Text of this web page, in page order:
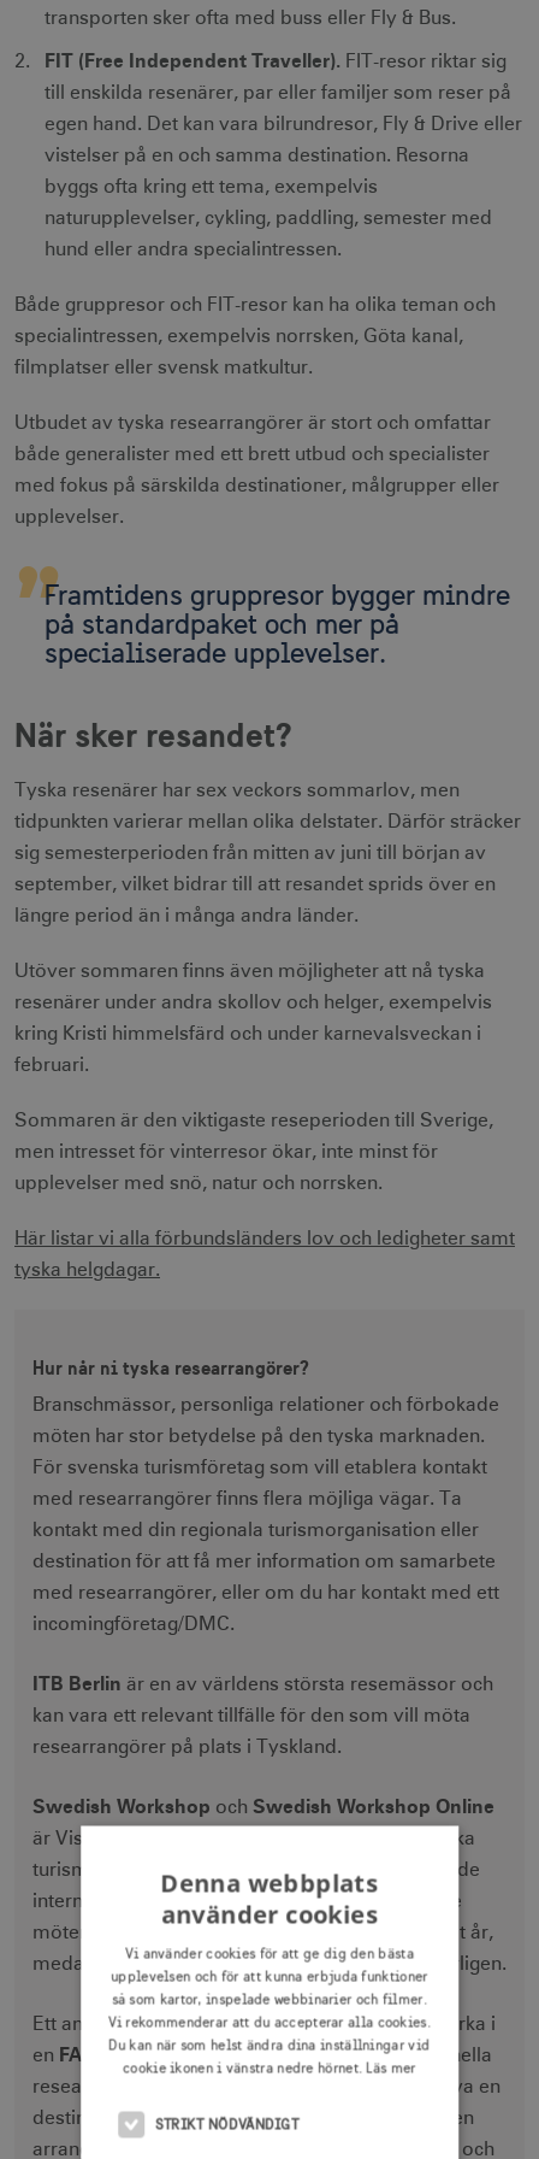
transporten sker ofta med buss eller Fly & Bus.
FIT (Free Independent Traveller). FIT-resor riktar sig
till enskilda resenärer, par eller familjer som reser på
egen hand. Det kan vara bilrundresor, Fly & Drive eller
vistelser på en och samma destination. Resorna
byggs ofta kring ett tema, exempelvis
naturupplevelser, cykling, paddling, semester med
hund eller andra specialintressen.
Både gruppresor och FIT-resor kan ha olika teman och
specialintressen, exempelvis norrsken, Göta kanal,
filmplatser eller svensk matkultur.
Utbudet av tyska researrangörer är stort och omfattar
både generalister med ett brett utbud och specialister
med fokus på särskilda destinationer, målgrupper eller
upplevelser.
Framtidens gruppresor bygger mindre
på standardpaket och mer på
specialiserade upplevelser.
När sker resandet?
Tyska resenärer har sex veckors sommarlov, men
tidpunkten varierar mellan olika delstater. Därför sträcker
sig semesterperioden från mitten av juni till början av
september, vilket bidrar till att resandet sprids över en
längre period än i många andra länder.
Utöver sommaren finns även möjligheter att nå tyska
resenärer under andra skollov och helger, exempelvis
kring Kristi himmelsfärd och under karnevalsveckan i
februari.
Sommaren är den viktigaste reseperioden till Sverige,
men intresset för vinterresor ökar, inte minst för
upplevelser med snö, natur och norrsken.
Här listar vi alla förbundsländers lov och ledigheter samt
tyska helgdagar.
Hur når ni tyska researrangörer?
Branschmässor, personliga relationer och förbokade
möten har stor betydelse på den tyska marknaden.
För svenska turismföretag som vill etablera kontakt
med researrangörer finns flera möjliga vägar. Ta
kontakt med din regionala turismorganisation eller
destination för att få mer information om samarbete
med researrangörer, eller om du har kontakt med ett
incomingföretag/DMC.
ITB Berlin är en av världens största resemässor och
kan vara ett relevant tillfälle för den som vill möta
researrangörer på plats i Tyskland.
Swedish Workshop och Swedish Workshop Online
är Visit Swedens egna B2B-aktiviteter där svenska
turismföretag får möjlighet att träffa handplockade
internationella researrangörer genom förbokade
möten. Swedish Workshop genomförs vartannat år,
medan Swedish Workshop Online arrangeras årligen.
Ett annat sätt att nå researrangörer är att medverka i
en FAM-trip. Det är en studieresa där internationella
researrangörer bjuds in till Sverige för att uppleva en
destination och dess utbud på plats. Visit Sweden
arrangerar FAM-trips tillsammans med regioner och
Denna webbplats
använder cookies
Vi använder cookies för att ge dig den bästa
upplevelsen och för att kunna erbjuda funktioner
så som kartor, inspelade webbinarier och filmer.
Vi rekommenderar att du accepterar alla cookies.
Du kan när som helst ändra dina inställningar vid
cookie ikonen i vänstra nedre hörnet. Läs mer
STRIKT NÖDVÄNDIGT